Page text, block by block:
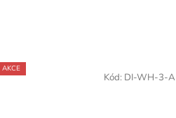
AKCE
Kód: DI-WH-3-A